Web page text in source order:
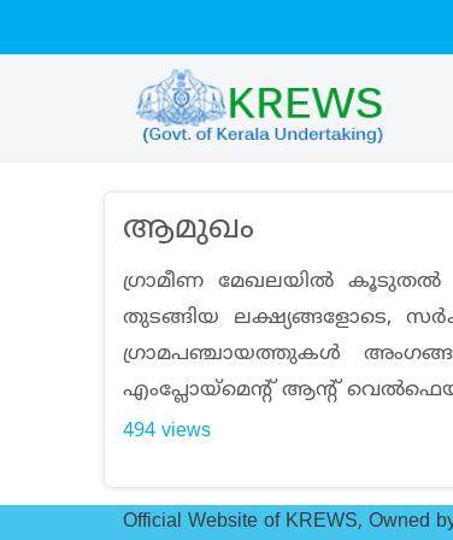
to
ആമുഖം
ഗ്രാമീണ മേഖലയില്‍ കൂടുതല്‍
തുടങ്ങിയ ലക്ഷ്യങ്ങളോടെ,
ഗ്രാമപഞ്ചായത്തുകള്‍
എംപ്ലോയ്മെന്‍റ് ആന്‍റ്
494 views
Official Website of KREWS, Owned